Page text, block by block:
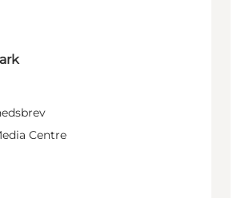
Centre